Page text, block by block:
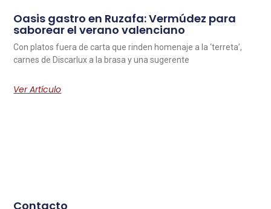
Oasis gastro en Ruzafa: Vermúdez para
saborear el verano valenciano
Con platos fuera de carta que rinden homenaje a la ‘terreta’,
carnes de Discarlux a la brasa y una sugerente
Ver Artículo
Contacto